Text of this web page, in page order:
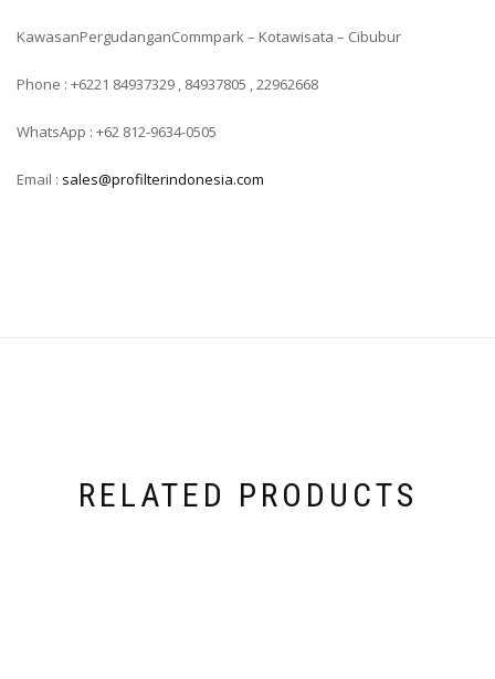
KawasanPergudanganCommpark – Kotawisata – Cibubur
Phone : +6221 84937329 , 84937805 , 22962668
WhatsApp : +62 812-9634-0505
Email : sales@profilterindonesia.com
RELATED PRODUCTS